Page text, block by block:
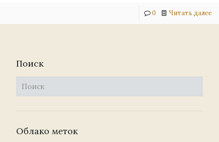
0 Читать далее
Поиск
Облако меток